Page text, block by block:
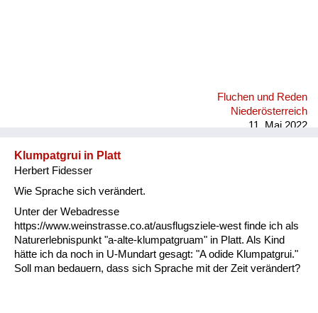
Fluchen und Reden
Niederösterreich
11. Mai 2022
Klumpatgrui in Platt
Herbert Fidesser
Wie Sprache sich verändert.
Unter der Webadresse
https://www.weinstrasse.co.at/ausflugsziele-west finde ich als
Naturerlebnispunkt "a-alte-klumpatgruam" in Platt. Als Kind
hätte ich da noch in U-Mundart gesagt: "A odide Klumpatgrui."
Soll man bedauern, dass sich Sprache mit der Zeit verändert?